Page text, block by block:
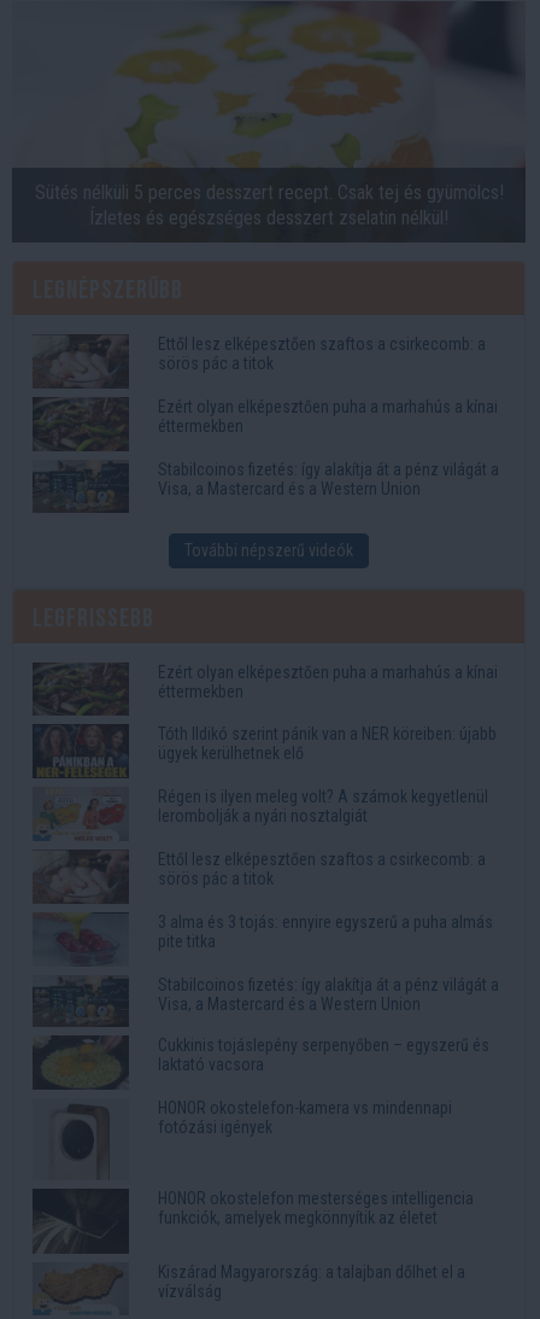
Sütés nélküli 5 perces desszert recept. Csak tej és gyümölcs!
Ízletes és egészséges desszert zselatin nélkül!
Ettől lesz elképesztően szaftos a csirkecomb: a
sörös pác a titok
Ezért olyan elképesztően puha a marhahús a kínai
éttermekben
Stabilcoinos fizetés: így alakítja át a pénz világát a
Visa, a Mastercard és a Western Union
További népszerű videók
Ezért olyan elképesztően puha a marhahús a kínai
éttermekben
Tóth Ildikó szerint pánik van a NER köreiben: újabb
ügyek kerülhetnek elő
Régen is ilyen meleg volt? A számok kegyetlenül
lerombolják a nyári nosztalgiát
Ettől lesz elképesztően szaftos a csirkecomb: a
sörös pác a titok
3 alma és 3 tojás: ennyire egyszerű a puha almás
pite titka
Stabilcoinos fizetés: így alakítja át a pénz világát a
Visa, a Mastercard és a Western Union
Cukkinis tojáslepény serpenyőben – egyszerű és
laktató vacsora
HONOR okostelefon-kamera vs mindennapi
fotózási igények
HONOR okostelefon mesterséges intelligencia
funkciók, amelyek megkönnyítik az életet
Kiszárad Magyarország: a talajban dőlhet el a
vízválság